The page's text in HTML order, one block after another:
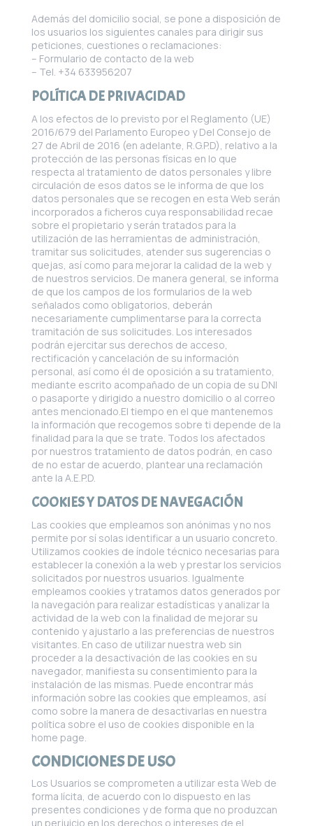
Además del domicilio social, se pone a disposición de
los usuarios los siguientes canales para dirigir sus
peticiones, cuestiones o reclamaciones:
– Formulario de contacto de la web
– Tel. +34 633956207
POLÍTICA DE PRIVACIDAD
A los efectos de lo previsto por el Reglamento (UE)
2016/679 del Parlamento Europeo y Del Consejo de
27 de Abril de 2016 (en adelante, R.G.P.D), relativo a la
protección de las personas físicas en lo que
respecta al tratamiento de datos personales y libre
circulación de esos datos se le informa de que los
datos personales que se recogen en esta Web serán
incorporados a ficheros cuya responsabilidad recae
sobre el propietario y serán tratados para la
utilización de las herramientas de administración,
tramitar sus solicitudes, atender sus sugerencias o
quejas, así como para mejorar la calidad de la web y
de nuestros servicios. De manera general, se informa
de que los campos de los formularios de la web
señalados como obligatorios, deberán
necesariamente cumplimentarse para la correcta
tramitación de sus solicitudes. Los interesados
podrán ejercitar sus derechos de acceso,
rectificación y cancelación de su información
personal, así como él de oposición a su tratamiento,
mediante escrito acompañado de un copia de su DNI
o pasaporte y dirigido a nuestro domicilio o al correo
antes mencionado.El tiempo en el que mantenemos
la información que recogemos sobre ti depende de la
finalidad para la que se trate. Todos los afectados
por nuestros tratamiento de datos podrán, en caso
de no estar de acuerdo, plantear una reclamación
ante la A.E.P.D.
COOKIES Y DATOS DE NAVEGACIÓN
Las cookies que empleamos son anónimas y no nos
permite por sí solas identificar a un usuario concreto.
Utilizamos cookies de índole técnico necesarias para
establecer la conexión a la web y prestar los servicios
solicitados por nuestros usuarios. Igualmente
empleamos cookies y tratamos datos generados por
la navegación para realizar estadísticas y analizar la
actividad de la web con la finalidad de mejorar su
contenido y ajustarlo a las preferencias de nuestros
visitantes. En caso de utilizar nuestra web sin
proceder a la desactivación de las cookies en su
navegador, manifiesta su consentimiento para la
instalación de las mismas. Puede encontrar más
información sobre las cookies que empleamos, así
como sobre la manera de desactivarlas en nuestra
política sobre el uso de cookies disponible en la
home page.
CONDICIONES DE USO
Los Usuarios se comprometen a utilizar esta Web de
forma lícita, de acuerdo con lo dispuesto en las
presentes condiciones y de forma que no produzcan
un perjuicio en los derechos o intereses de el